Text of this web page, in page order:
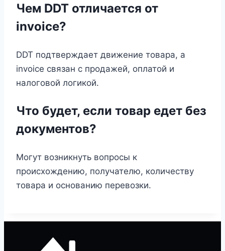
Чем DDT отличается от
invoice?
DDT подтверждает движение товара, а
invoice связан с продажей, оплатой и
налоговой логикой.
Что будет, если товар едет без
документов?
Могут возникнуть вопросы к
происхождению, получателю, количеству
товара и основанию перевозки.